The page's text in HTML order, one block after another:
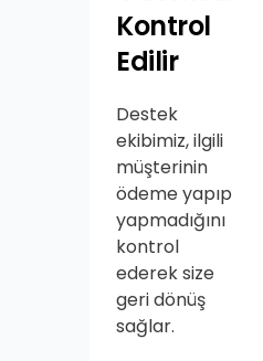
Kontrol
Edilir
Destek
ekibimiz, ilgili
müşterinin
ödeme yapıp
yapmadığını
kontrol
ederek size
geri dönüş
sağlar.